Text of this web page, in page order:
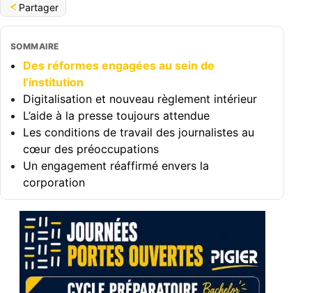
Partager
SOMMAIRE
Des réformes engagées au sein de
l’institution
Digitalisation et nouveau règlement intérieur
L’aide à la presse toujours attendue
Les conditions de travail des journalistes au
cœur des préoccupations
Un engagement réaffirmé envers la
corporation